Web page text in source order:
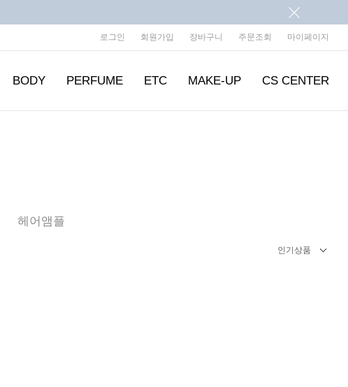
로그인 회원가입 장바구니 주문조회 마이페이지
BODY PERFUME ETC MAKE-UP CS CENTER
헤어앰플